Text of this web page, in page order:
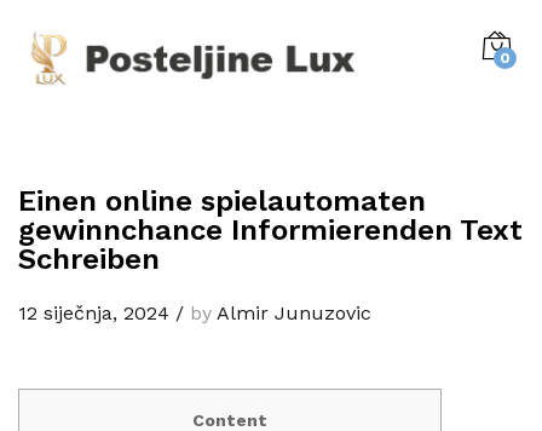
0
Einen online spielautomaten
gewinnchance Informierenden Text
Schreiben
12 siječnja, 2024 / by Almir Junuzovic
Content